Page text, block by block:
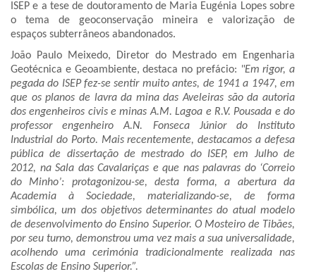
ISEP e a tese de doutoramento de Maria Eugénia Lopes sobre
o tema de geoconservação mineira e valorização de
espaços subterrâneos abandonados.
João Paulo Meixedo, Diretor do Mestrado em Engenharia
Geotécnica e Geoambiente, destaca no prefácio: "Em rigor, a
pegada do ISEP fez-se sentir muito antes, de 1941 a 1947, em
que os planos de lavra da mina das Aveleiras são da autoria
dos engenheiros civis e minas A.M. Lagoa e R.V. Pousada e do
professor engenheiro A.N. Fonseca Júnior do Instituto
Industrial do Porto. Mais recentemente, destacamos a defesa
pública de dissertação de mestrado do ISEP, em Julho de
2012, na Sala das Cavalariças e que nas palavras do ‘Correio
do Minho’: protagonizou-se, desta forma, a abertura da
Academia à Sociedade, materializando-se, de forma
simbólica, um dos objetivos determinantes do atual modelo
de desenvolvimento do Ensino Superior. O Mosteiro de Tibães,
por seu turno, demonstrou uma vez mais a sua universalidade,
acolhendo uma cerimónia tradicionalmente realizada nas
Escolas de Ensino Superior.”.